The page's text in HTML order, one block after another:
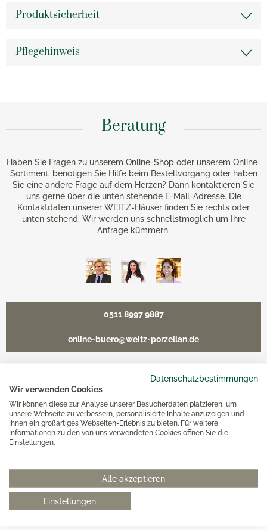
Datenschutzbestimmungen
Wir verwenden Cookies
Wir können diese zur Analyse unserer Besucherdaten platzieren, um
unsere Webseite zu verbessern, personalisierte Inhalte anzuzeigen und
Ihnen ein großartiges Webseiten-Erlebnis zu bieten. Für weitere
Informationen zu den von uns verwendeten Cookies öffnen Sie die
Einstellungen.
Alle akzeptieren
Einstellungen
Produktsicherheit
Pflegehinweis
Beratung
Haben Sie Fragen zu unserem Online-Shop oder unserem Online-
Sortiment, benötigen Sie Hilfe beim Bestellvorgang oder haben
Sie eine andere Frage auf dem Herzen? Dann kontaktieren Sie
uns gerne über die unten stehende E-Mail-Adresse. Die
Kontaktdaten unserer WEITZ-Häuser finden Sie rechts oder
unten stehend. Wir werden uns schnellstmöglich um Ihre
Anfrage kümmern.
0511 8997 9887
online-buero@weitz-porzellan.de
Unsere Häuser
Hannover
Hamburg AEZ
Bielefeld